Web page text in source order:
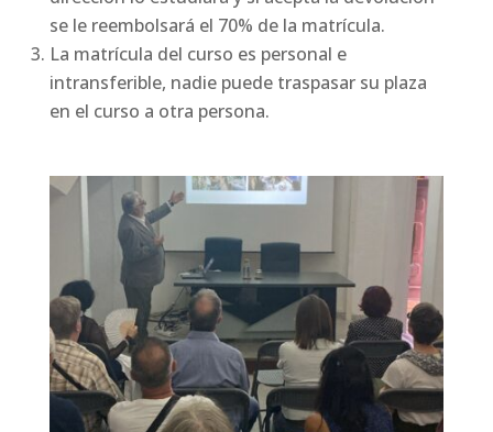
se le reembolsará el 70% de la matrícula.
La matrícula del curso es personal e
intransferible, nadie puede traspasar su plaza
en el curso a otra persona.